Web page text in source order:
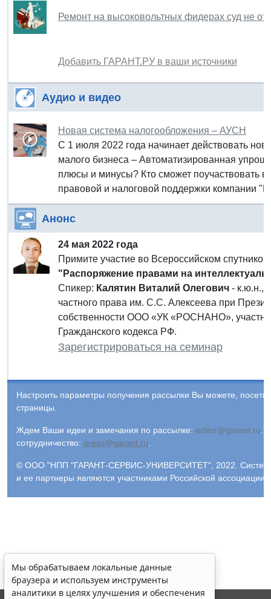
Ремонт на высоковольтных фидерах суд не
Добавить ГАРАНТ.РУ в ваши источники
Аудио и видео
Новая система налогообложения – АУСН
С 1 июля 2022 года начинает действовать
малого бизнеса – Автоматизированная
плюсы и минусы? Кто сможет поучаствовать
правовой и налоговой поддержки компании
Анонс
24 мая 2022 года
Примите участие во Всероссийском
"Распоряжение правами на
Спикер: Калятин Виталий Олегович - к.ю.н.,
частного права им. С.С. Алексеева при
собственности ООО «УК «РОСНАНО»,
Гражданского кодекса РФ.
Зарегистрироваться на семинар
Настроить параметры получения рассылки Вы можете,
страницы.
Ждем Ваши идеи и замечания по рассылке: editor@garant.ru.
сотрудничество: press@garant.ru.
© ООО "НПП "ГАРАНТ-СЕРВИС-УНИВЕРСИТЕТ", 2022. Система
и ее партнеры являются участниками Российской
Мы обрабатываем локальные данные
браузера и используем инструменты
аналитики в целях улучшения и обеспечения